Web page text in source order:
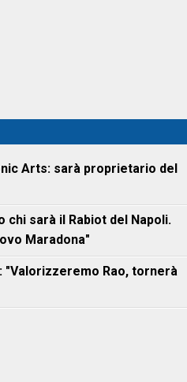
Arts: sarà proprietario del
chi sarà il Rabiot del Napoli.
Maradona"
"Valorizzeremo Rao, tornerà